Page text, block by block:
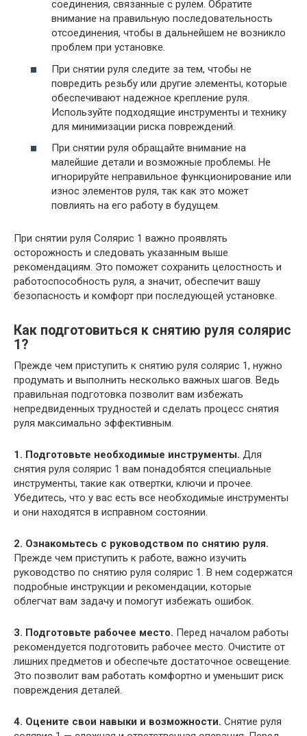
соединения, связанные с рулем. Обратите
внимание на правильную последовательность
отсоединения, чтобы в дальнейшем не возникло
проблем при установке.
При снятии руля следите за тем, чтобы не
повредить резьбу или другие элементы, которые
обеспечивают надежное крепление руля.
Используйте подходящие инструменты и технику
для минимизации риска повреждений.
При снятии руля обращайте внимание на
малейшие детали и возможные проблемы. Не
игнорируйте неправильное функционирование или
износ элементов руля, так как это может
повлиять на его работу в будущем.
При снятии руля Солярис 1 важно проявлять
осторожность и следовать указанным выше
рекомендациям. Это поможет сохранить целостность и
работоспособность руля, а значит, обеспечит вашу
безопасность и комфорт при последующей установке.
Как подготовиться к снятию руля солярис
1?
Прежде чем приступить к снятию руля солярис 1, нужно
продумать и выполнить несколько важных шагов. Ведь
правильная подготовка позволит вам избежать
непредвиденных трудностей и сделать процесс снятия
руля максимально эффективным.
1. Подготовьте необходимые инструменты. Для
снятия руля солярис 1 вам понадобятся специальные
инструменты, такие как отвертки, ключи и прочее.
Убедитесь, что у вас есть все необходимые инструменты
и они находятся в исправном состоянии.
2. Ознакомьтесь с руководством по снятию руля.
Прежде чем приступить к работе, важно изучить
руководство по снятию руля солярис 1. В нем содержатся
подробные инструкции и рекомендации, которые
облегчат вам задачу и помогут избежать ошибок.
3. Подготовьте рабочее место. Перед началом работы
рекомендуется подготовить рабочее место. Очистите от
лишних предметов и обеспечьте достаточное освещение.
Это позволит вам работать комфортно и уменьшит риск
повреждения деталей.
4. Оцените свои навыки и возможности. Снятие руля